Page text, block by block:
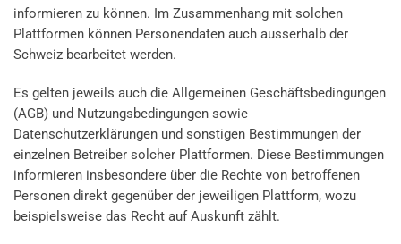
informieren zu können. Im Zusammenhang mit solchen
Plattformen können Personendaten auch ausserhalb der
Schweiz bearbeitet werden.
Es gelten jeweils auch die Allgemeinen Geschäftsbedingungen
(AGB) und Nutzungsbedingungen sowie
Datenschutzerklärungen und sonstigen Bestimmungen der
einzelnen Betreiber solcher Plattformen. Diese Bestimmungen
informieren insbesondere über die Rechte von betroffenen
Personen direkt gegenüber der jeweiligen Plattform, wozu
beispielsweise das Recht auf Auskunft zählt.